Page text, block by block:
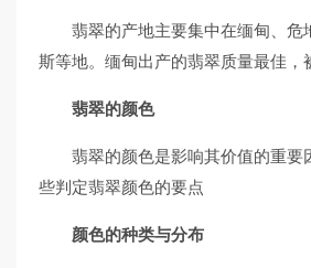
翡翠的产地主要集中在缅甸、危
斯等地。缅甸出产的翡翠质量最佳，
翡翠的颜色
翡翠的颜色是影响其价值的重要
些判定翡翠颜色的要点
颜色的种类与分布